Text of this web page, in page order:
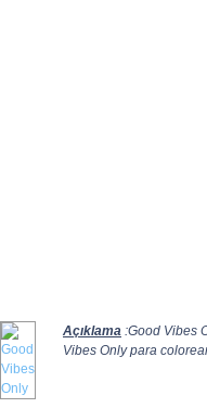
Açıklama :Good Vibes
Vibes Only para